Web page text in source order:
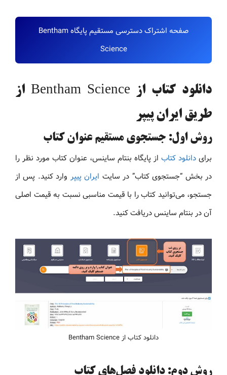
صفحه اشتراک دسترسی مستقیم پایگاه Bentham
Science
دانلود کتاب از Bentham Science از
طریق ایران پیپر
روش اول: جستجوی مستقیم عنوان کتاب
برای دانلود کتاب از پایگاه بنتام ساینس، عنوان کتاب مورد نظر را
در بخش “جستجوی کتاب” در سایت ایران پیپر وارد کنید. پس از
جستجو، می‌توانید کتاب را با قیمت مناسبی نسبت به قیمت اصلی
آن در بنتام ساینس دریافت کنید.
دانلود کتاب از Bentham Science
روش دوم: دانلود فصل‌های کتاب